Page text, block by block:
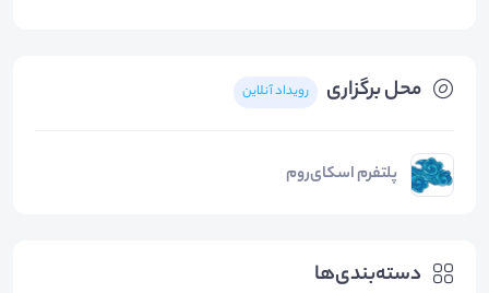
محل برگزاری رویداد آنلاین
پلتفرم اسکای‌روم
دسته‌بندی‌ها